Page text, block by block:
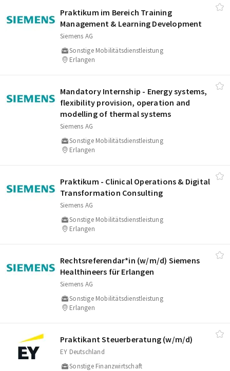
Praktikum im Bereich Training
Management & Learning Development
Siemens AG
Sonstige Mobilitätsdienstleistung
Erlangen
Mandatory Internship - Energy systems,
flexibility provision, operation and
modelling of thermal systems
Siemens AG
Sonstige Mobilitätsdienstleistung
Erlangen
Praktikum - Clinical Operations & Digital
Transformation Consulting
Siemens AG
Sonstige Mobilitätsdienstleistung
Erlangen
Rechtsreferendar*in (w/​m/​d) Siemens
Healthineers für Erlangen
Siemens AG
Sonstige Mobilitätsdienstleistung
Erlangen
Praktikant Steuerberatung (w/​m/​d)
EY Deutschland
Sonstige Finanzwirtschaft